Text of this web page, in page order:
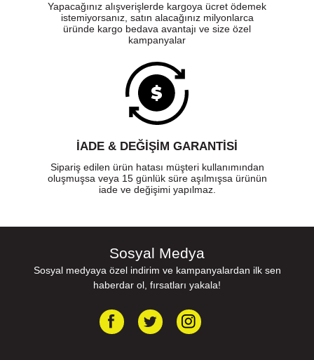
Yapacağınız alışverişlerde kargoya ücret ödemek
istemiyorsanız, satın alacağınız milyonlarca
üründe kargo bedava avantajı ve size özel
kampanyalar
İADE & DEĞİŞİM GARANTİSİ
Sipariş edilen ürün hatası müşteri kullanımından
oluşmuşsa veya 15 günlük süre aşılmışsa ürünün
iade ve değişimi yapılmaz.
Sosyal Medya
Sosyal medyaya özel indirim ve kampanyalardan ilk sen
haberdar ol, fırsatları yakala!